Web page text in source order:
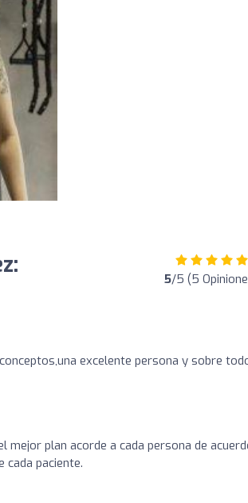
5/5 (5
excelente persona y sobre
mejor plan acorde a cada persona de
cada paciente.